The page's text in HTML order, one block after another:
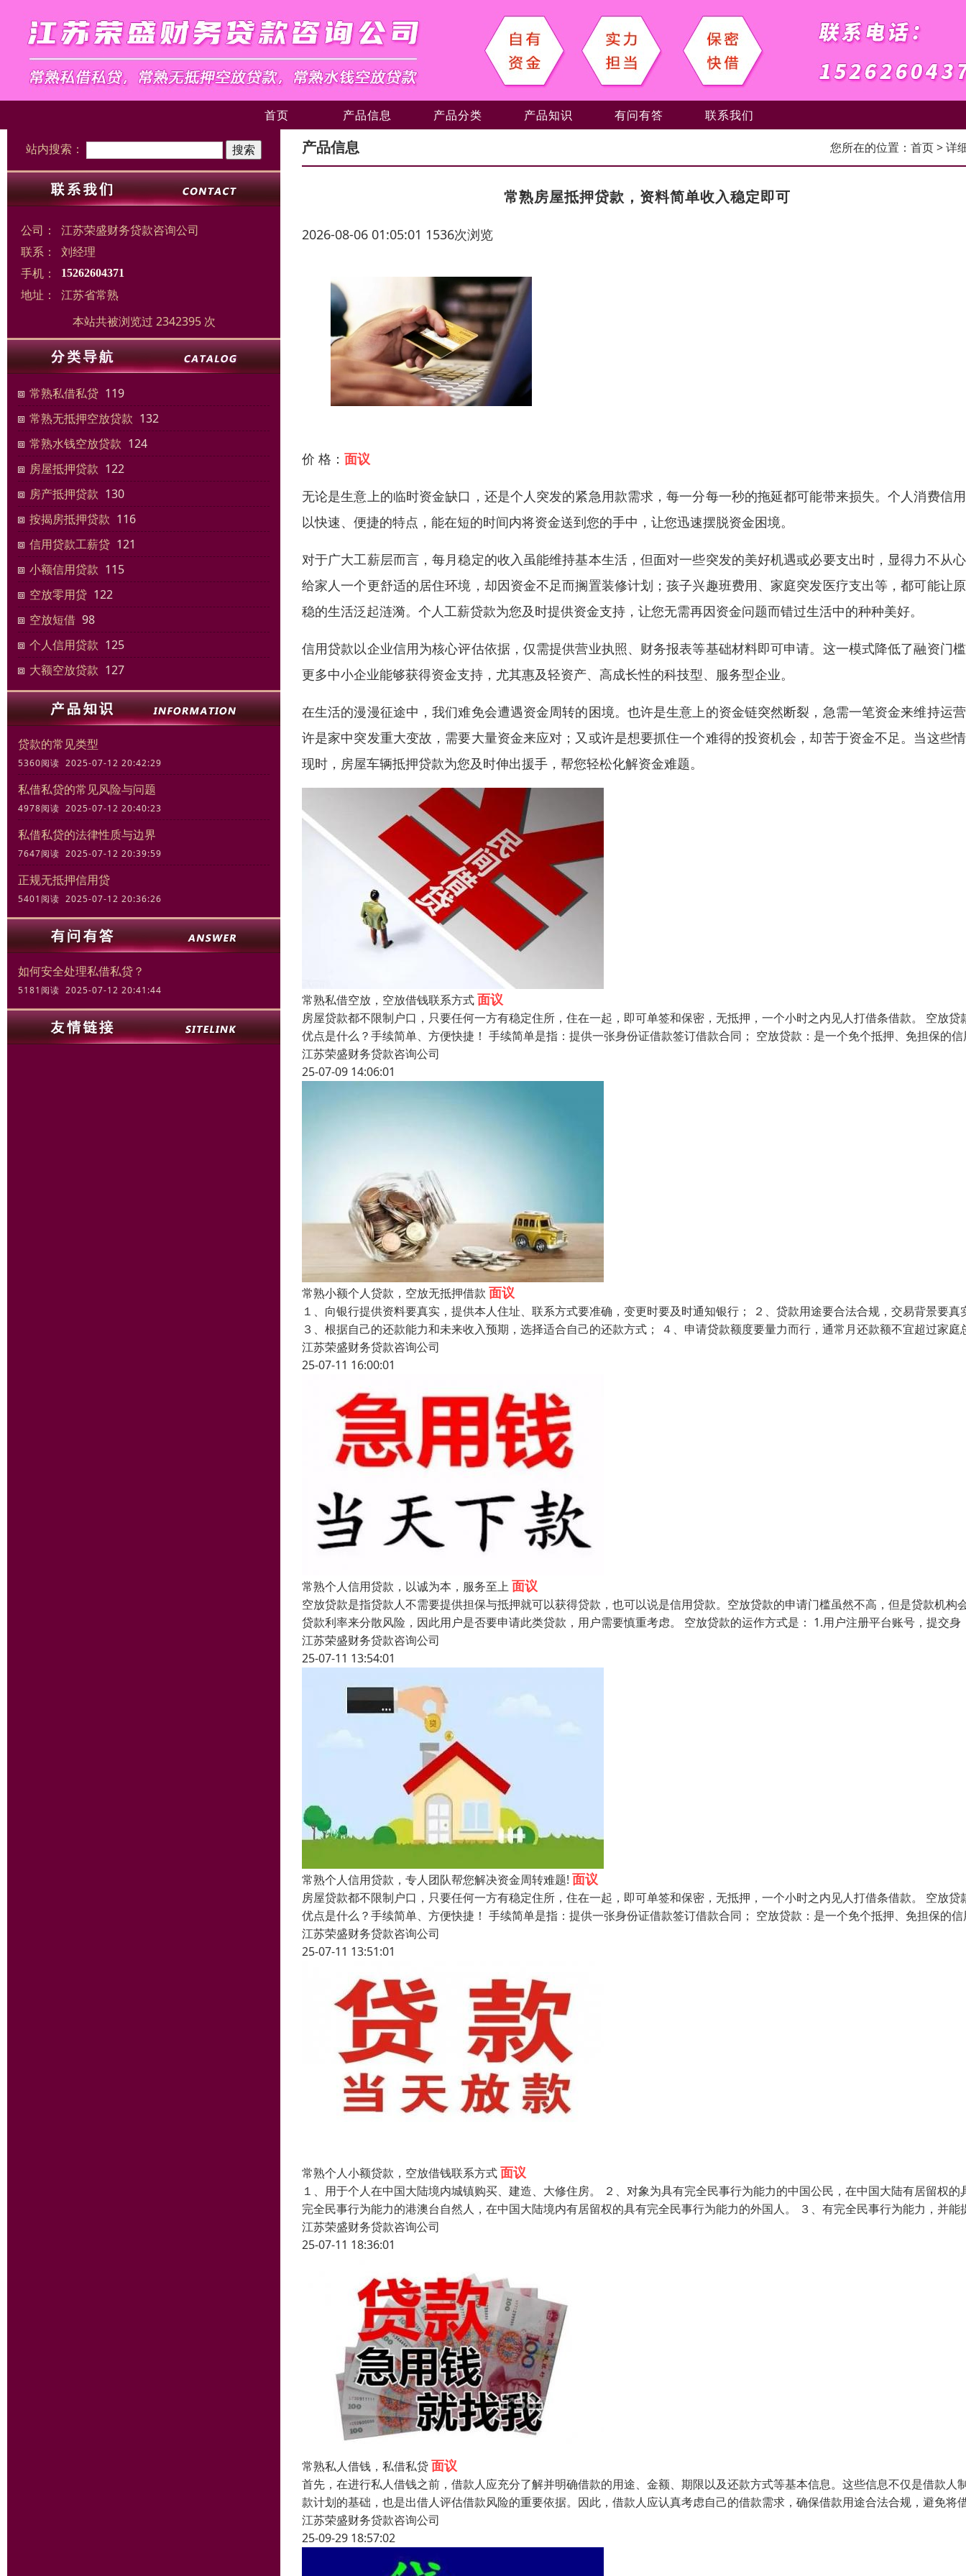
首页 产品信息 产品分类 产品知识 有问有答 联系我们
站内搜索：
公司：
江苏荣盛财务贷款咨询公司
联系：
刘经理
手机：
15262604371
地址：
江苏省常熟
本站共被浏览过 2342395 次
常熟私借私贷 119
常熟无抵押空放贷款 132
常熟水钱空放贷款 124
房屋抵押贷款 122
房产抵押贷款 130
按揭房抵押贷款 116
信用贷款工薪贷 121
小额信用贷款 115
空放零用贷 122
空放短借 98
个人信用贷款 125
大额空放贷款 127
贷款的常见类型
5360阅读 2025-07-12 20:42:29
私借私贷的常见风险与问题
4978阅读 2025-07-12 20:40:23
私借私贷的法律性质与边界
7647阅读 2025-07-12 20:39:59
正规无抵押信用贷
5401阅读 2025-07-12 20:36:26
如何安全处理私借私贷？
5181阅读 2025-07-12 20:41:44
产品信息 您所在的位置： 首页> 详
常熟房屋抵押贷款，资料简单收入稳定即可
2026-08-06 01:05:01 1536次浏览
价 格： 面议
无论是生意上的临时资金缺口，还是个人突发的紧急用款需求，每一分每一秒的拖延都可能带来损失。个人消费信
以快速、便捷的特点，能在短的时间内将资金送到您的手中，让您迅速摆脱资金困境。
对于广大工薪层而言，每月稳定的收入虽能维持基本生活，但面对一些突发的美好机遇或必要支出时，显得力不从
给家人一个更舒适的居住环境，却因资金不足而搁置装修计划；孩子兴趣班费用、家庭突发医疗支出等，都可能让
稳的生活泛起涟漪。个人工薪贷款为您及时提供资金支持，让您无需再因资金问题而错过生活中的种种美好。
信用贷款以企业信用为核心评估依据，仅需提供营业执照、财务报表等基础材料即可申请。这一模式降低了融资门
更多中小企业能够获得资金支持，尤其惠及轻资产、高成长性的科技型、服务型企业。
在生活的漫漫征途中，我们难免会遭遇资金周转的困境。也许是生意上的资金链突然断裂，急需一笔资金来维持运
许是家中突发重大变故，需要大量资金来应对；又或许是想要抓住一个难得的投资机会，却苦于资金不足。当这些
现时，房屋车辆抵押贷款为您及时伸出援手，帮您轻松化解资金难题。
常熟私借空放，空放借钱联系方式面议
房屋贷款都不限制户口，只要任何一方有稳定住所，住在一起，即可单签和保密，无抵押，一个小时之内见人打借条借款。 空放贷
优点是什么？手续简单、方便快捷！ 手续简单是指：提供一张身份证借款签订借款合同； 空放贷款：是一个免个抵押、免担保的信
江苏荣盛财务贷款咨询公司
25-07-09 14:06:01
常熟小额个人贷款，空放无抵押借款 面议
１、向银行提供资料要真实，提供本人住址、联系方式要准确，变更时要及时通知银行； ２、贷款用途要合法合规，交易背景要真
３、根据自己的还款能力和未来收入预期，选择适合自己的还款方式； ４、申请贷款额度要量力而行，通常月还款额不宜超过家庭
江苏荣盛财务贷款咨询公司
25-07-11 16:00:01
常熟个人信用贷款，以诚为本，服务至上 面议
空放贷款是指贷款人不需要提供担保与抵押就可以获得贷款，也可以说是信用贷款。空放贷款的申请门槛虽然不高，但是贷款机构
贷款利率来分散风险，因此用户是否要申请此类贷款，用户需要慎重考虑。 空放贷款的运作方式是： 1.用户注册平台账号，提交身
江苏荣盛财务贷款咨询公司
25-07-11 13:54:01
常熟个人信用贷款，专人团队帮您解决资金周转难题! 面议
房屋贷款都不限制户口，只要任何一方有稳定住所，住在一起，即可单签和保密，无抵押，一个小时之内见人打借条借款。 空放贷
优点是什么？手续简单、方便快捷！ 手续简单是指：提供一张身份证借款签订借款合同； 空放贷款：是一个免个抵押、免担保的信
江苏荣盛财务贷款咨询公司
25-07-11 13:51:01
常熟个人小额贷款，空放借钱联系方式面议
１、用于个人在中国大陆境内城镇购买、建造、大修住房。 ２、对象为具有完全民事行为能力的中国公民，在中国大陆有居留权的
完全民事行为能力的港澳台自然人，在中国大陆境内有居留权的具有完全民事行为能力的外国人。 ３、有完全民事行为能力，并能
江苏荣盛财务贷款咨询公司
25-07-11 18:36:01
常熟私人借钱，私借私贷面议
首先，在进行私人借钱之前，借款人应充分了解并明确借款的用途、金额、期限以及还款方式等基本信息。这些信息不仅是借款人
款计划的基础，也是出借人评估借款风险的重要依据。因此，借款人应认真考虑自己的借款需求，确保借款用途合法合规，避免将
江苏荣盛财务贷款咨询公司
25-09-29 18:57:02